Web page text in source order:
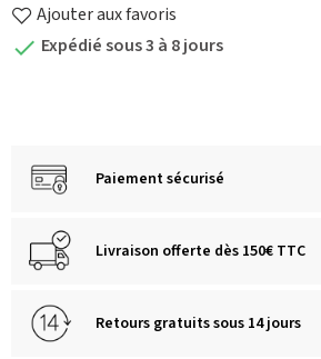
Ajouter aux favoris
 Expédié sous 3 à 8 jours
Paiement sécurisé
Livraison offerte dès 150€ TTC
Retours gratuits sous 14 jours